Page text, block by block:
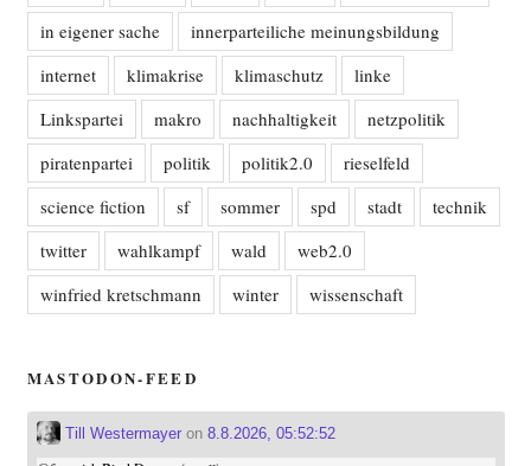
in eigener sache
innerparteiliche meinungsbildung
internet
klimakrise klimaschutz
linke
Linkspartei
makro nachhaltigkeit
netzpolitik
piratenpartei
politik politik2.0
rieselfeld
science fiction
sf sommer spd stadt
technik
twitter
wahlkampf wald
web2.0
winfried kretschmann
winter wissenschaft
MASTODON-FEED
Till Westermayeron 8.8.2026, 05:52:52